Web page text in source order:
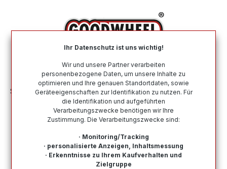
Sommerreifen Nach Größe 175 75 R14
Sommerreifen in der Größe 175 75
Bei Goodwheel finden Sie Sommerreifen renommierter
Top-Hersteller in der Größe 175 75 R14. Schneller
Ihr Datenschutz ist uns wichtig!
Wir und unsere Partner verarbeiten
personenbezogene Daten, um unsere Inhalte zu
optimieren und Ihre genauen Standortdaten, sowie
Geräteeigenschaften zur Identifikation zu nutzen. Für
die Identifikation und aufgeführten
Verarbeitungszwecke benötigen wir Ihre
Zustimmung. Die Verarbeitungszwecke sind:
· Monitoring/Tracking
· personalisierte Anzeigen, Inhaltsmessung
· Erkenntnisse zu Ihrem Kaufverhalten und
Zielgruppe